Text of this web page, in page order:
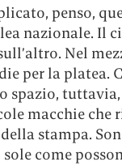
penso,
nazionale. Il
Nel
per la platea.
spazio,
macchie che
stampa.
come